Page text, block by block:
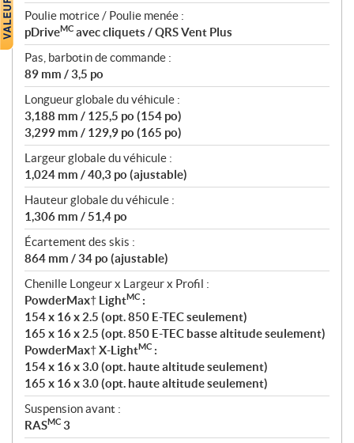
Poulie motrice / Poulie menée :
pDriveMC avec cliquets / QRS Vent Plus
Pas, barbotin de commande :
89 mm / 3,5 po
Longueur globale du véhicule :
3,188 mm / 125,5 po (154 po)
3,299 mm / 129,9 po (165 po)
Largeur globale du véhicule :
1,024 mm / 40,3 po (ajustable)
Hauteur globale du véhicule :
1,306 mm / 51,4 po
Écartement des skis :
864 mm / 34 po (ajustable)
Chenille Longeur x Largeur x Profil :
PowderMax† LightMC :
154 x 16 x 2.5 (opt. 850 E-TEC seulement)
165 x 16 x 2.5 (opt. 850 E-TEC basse altitude seulement)
PowderMax† X-LightMC :
154 x 16 x 3.0 (opt. haute altitude seulement)
165 x 16 x 3.0 (opt. haute altitude seulement)
Suspension avant :
RASMC 3